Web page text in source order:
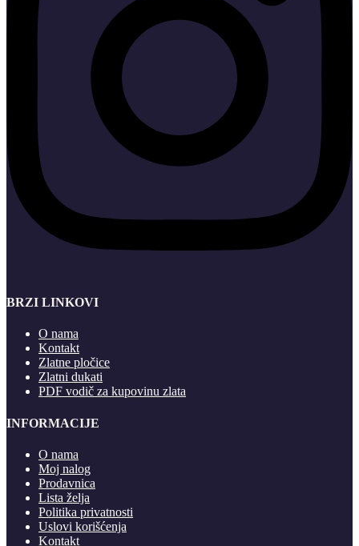
BRZI LINKOVI
O nama
Kontakt
Zlatne pločice
Zlatni dukati
PDF vodič za kupovinu zlata
INFORMACIJE
O nama
Moj nalog
Prodavnica
Lista želja
Politika privatnosti
Uslovi korišćenja
Kontakt